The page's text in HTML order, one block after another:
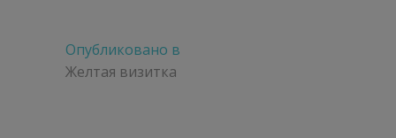
Навигация
по
Опубликовано в
Желтая визитка